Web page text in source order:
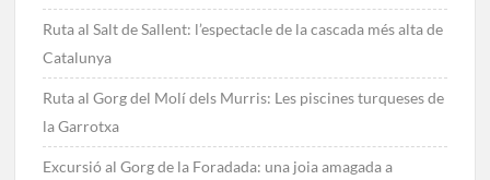
Ruta al Salt de Sallent: l’espectacle de la cascada més alta de
Catalunya
Ruta al Gorg del Molí dels Murris: Les piscines turqueses de
la Garrotxa
Excursió al Gorg de la Foradada: una joia amagada a